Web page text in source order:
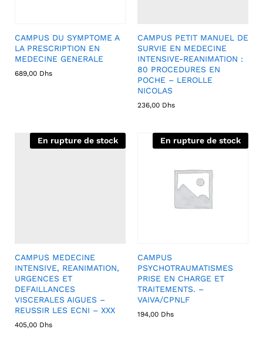
CAMPUS DU SYMPTOME A
LA PRESCRIPTION EN
MEDECINE GENERALE
689,00 Dhs
CAMPUS PETIT MANUEL DE
SURVIE EN MEDECINE
INTENSIVE-REANIMATION :
80 PROCEDURES EN
POCHE – LEROLLE
NICOLAS
236,00 Dhs
En rupture de stock
CAMPUS MEDECINE
INTENSIVE, REANIMATION,
URGENCES ET
DEFAILLANCES
VISCERALES AIGUES –
REUSSIR LES ECNI – XXX
405,00 Dhs
En rupture de stock
CAMPUS
PSYCHOTRAUMATISMES
PRISE EN CHARGE ET
TRAITEMENTS. –
VAIVA/CPNLF
194,00 Dhs